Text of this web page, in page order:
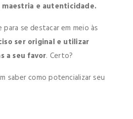
e autenticidade.
se destacar em meio às
ser original e utilizar
a seu favor. Certo?
saber como potencializar seu